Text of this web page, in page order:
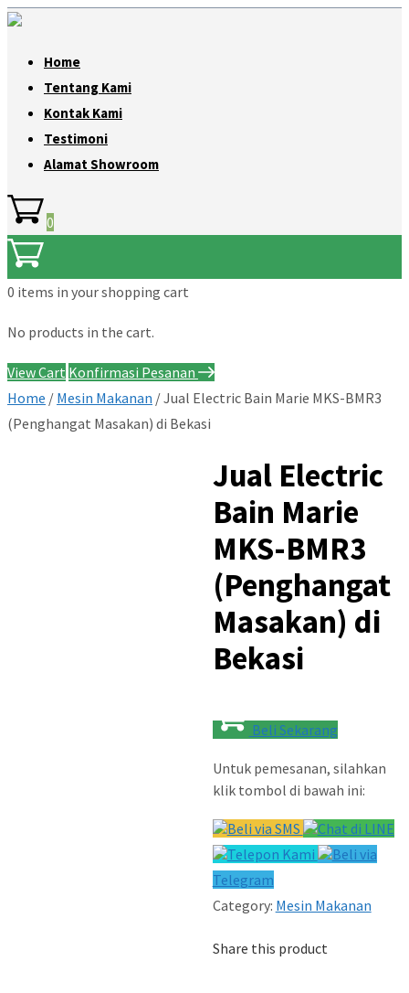
Home
Tentang Kami
Kontak Kami
Testimoni
Alamat Showroom
0
0 items in your shopping cart
No products in the cart.
View Cart Konfirmasi Pesanan
Home / Mesin Makanan / Jual Electric Bain Marie MKS-BMR3
(Penghangat Masakan) di Bekasi
Jual Electric
Bain Marie
MKS-BMR3
(Penghangat
Masakan) di
Bekasi
Beli Sekarang
Untuk pemesanan, silahkan
klik tombol di bawah ini:
Beli via SMS
Chat di LINE
Telepon Kami
Beli via
Telegram
Category: Mesin Makanan
Share this product